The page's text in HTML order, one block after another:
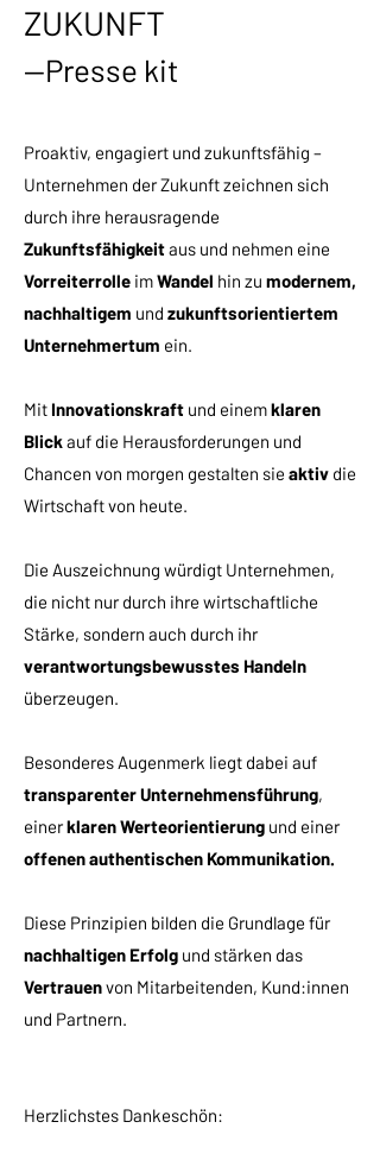
ZUKUNFT
—Presse kit
Proaktiv, engagiert und zukunftsfähig –
Unternehmen der Zukunft zeichnen sich
durch ihre herausragende
Zukunftsfähigkeitaus und nehmen eine
Vorreiterrolle imWandel hin zu modernem,
nachhaltigem und zukunftsorientiertem
Unternehmertum ein.
Mit Innovationskraft und einemklaren
Blickauf die Herausforderungen und
Chancen von morgen gestalten sie aktiv die
Wirtschaft von heute.
Die Auszeichnung würdigt Unternehmen,
die nicht nur durch ihre wirtschaftliche
Stärke, sondern auch durch ihr
verantwortungsbewusstes Handeln
überzeugen.
Besonderes Augenmerk liegt dabei auf
transparenter Unternehmensführung,
einerklaren Werteorientierung und einer
offenen authentischen Kommunikation.
Diese Prinzipien bilden die Grundlage für
nachhaltigen Erfolg und stärken das
Vertrauenvon Mitarbeitenden, Kund:innen
und Partnern.
Herzlichstes Dankeschön: